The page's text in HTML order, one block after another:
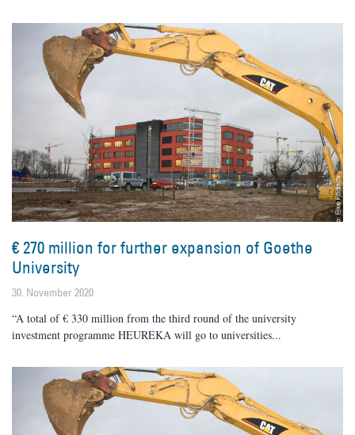
€ 270 million for further expansion of Goethe
University
30. November 2020
“A total of € 330 million from the third round of the university
investment programme HEUREKA will go to universities